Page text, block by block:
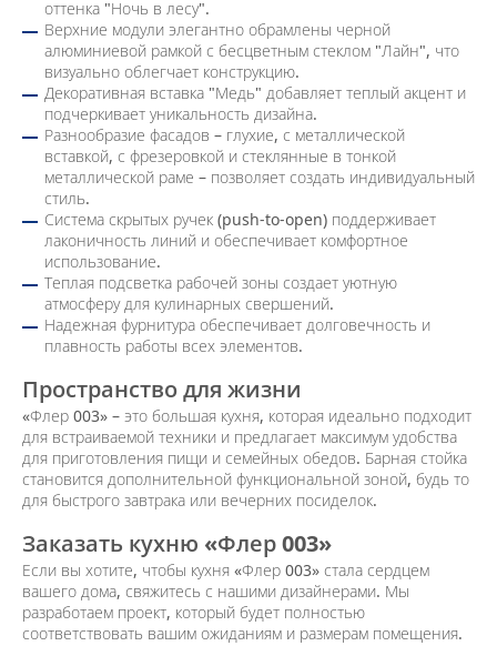
оттенка "Ночь в лесу".
Верхние модули элегантно обрамлены черной
алюминиевой рамкой с бесцветным стеклом "Лайн", что
визуально облегчает конструкцию.
Декоративная вставка "Медь" добавляет теплый акцент и
подчеркивает уникальность дизайна.
Разнообразие фасадов – глухие, с металлической
вставкой, с фрезеровкой и стеклянные в тонкой
металлической раме – позволяет создать индивидуальный
стиль.
Система скрытых ручек (push-to-open) поддерживает
лаконичность линий и обеспечивает комфортное
использование.
Теплая подсветка рабочей зоны создает уютную
атмосферу для кулинарных свершений.
Надежная фурнитура обеспечивает долговечность и
плавность работы всех элементов.
Пространство для жизни
«Флер 003» – это большая кухня, которая идеально подходит
для встраиваемой техники и предлагает максимум удобства
для приготовления пищи и семейных обедов. Барная стойка
становится дополнительной функциональной зоной, будь то
для быстрого завтрака или вечерних посиделок.
Заказать кухню «Флер 003»
Если вы хотите, чтобы кухня «Флер 003» стала сердцем
вашего дома, свяжитесь с нашими дизайнерами. Мы
разработаем проект, который будет полностью
соответствовать вашим ожиданиям и размерам помещения.